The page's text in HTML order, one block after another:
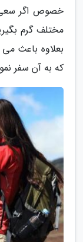
خصوص اگر سعی
مختلف گرم
بعلاوه باعث
که به آن سفر